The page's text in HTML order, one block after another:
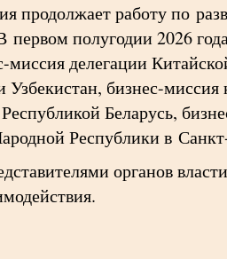
продолжает работу по
полугодии 2026
делегации
бизнес-миссия
Беларусь,
Республики в
органов